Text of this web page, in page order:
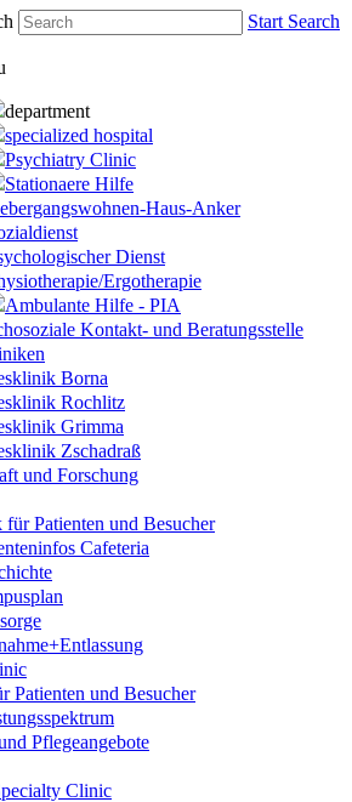
Start Search
department
specialized hospital
Psychiatry Clinic
Stationaere Hilfe
Haus-Anker
Dienst
Ergotherapie
Ambulante Hilfe - PIA
Kontakt- und Beratungsstelle
Borna
Rochlitz
Grimma
Zschadraß
und Forschung
für Patienten und Besucher
Cafeteria
Patienten und Besucher
Pflegeangebote
Clinic